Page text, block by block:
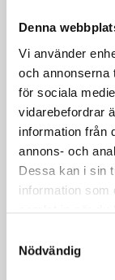
Denna
Vi använder
och annonserna
för sociala
vidarebefordrar
information från
annons- och
Dessa kan i sin
information som
samlat in när du
Nödvändig
Päronfil